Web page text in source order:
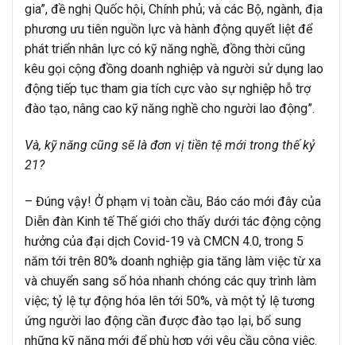
gia”, đề nghị Quốc hội, Chính phủ; và các Bộ, ngành, địa
phương ưu tiên nguồn lực và hành động quyết liệt để
phát triển nhân lực có kỹ năng nghề, đồng thời cũng
kêu gọi cộng đồng doanh nghiệp và người sử dụng lao
động tiếp tục tham gia tích cực vào sự nghiệp hỗ trợ
đào tạo, nâng cao kỹ năng nghề cho người lao động”.
Và, kỹ năng cũng sẽ là đơn vị tiền tệ mới trong thế kỷ
21?
– Đúng vậy! Ở phạm vị toàn cầu, Báo cáo mới đây của
Diễn đàn Kinh tế Thế giới cho thấy dưới tác động cộng
hưởng của đại dịch Covid-19 và CMCN 4.0, trong 5
năm tới trên 80% doanh nghiệp gia tăng làm việc từ xa
và chuyển sang số hóa nhanh chóng các quy trình làm
việc; tỷ lệ tự động hóa lên tới 50%, và một tỷ lệ tương
ứng người lao động cần được đào tạo lại, bổ sung
những kỹ năng mới để phù hợp với yêu cầu công việc.